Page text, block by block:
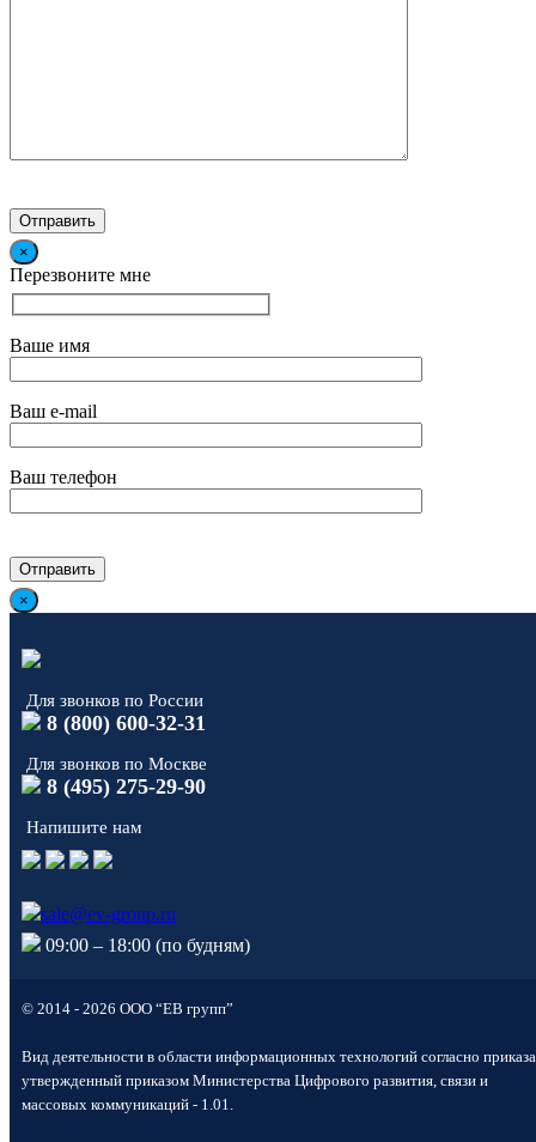
×
Перезвоните мне
Ваше имя
Ваш e-mail
Ваш телефон
×
Для звонков по России
8 (800) 600-32-31
Для звонков по Москве
8 (495) 275-29-90
Напишите нам
sale@ev-group.ru
09:00 – 18:00 (по будням)
© 2014 - 2026 ООО “ЕВ групп”
Вид деятельности в области информационных технологий согласно приказа
утвержденный приказом Министерства Цифрового развития, связи и
массовых коммуникаций - 1.01.